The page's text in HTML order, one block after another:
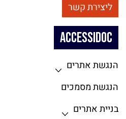
ליצירת קשר
ACCESSIDOC
הנגשת אתרים
הנגשת מסמכים
בניית אתרים